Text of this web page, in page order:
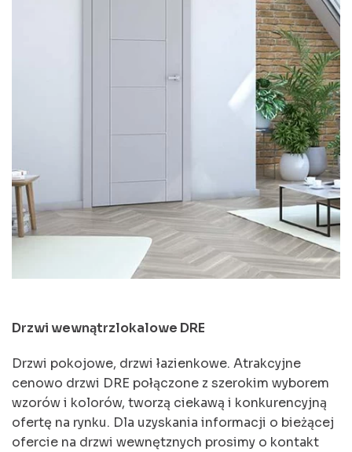
Drzwi wewnątrzlokalowe DRE
Drzwi pokojowe, drzwi łazienkowe. Atrakcyjne
cenowo drzwi DRE połączone z szerokim wyborem
wzorów i kolorów, tworzą ciekawą i konkurencyjną
ofertę na rynku. Dla uzyskania informacji o bieżącej
ofercie na drzwi wewnętznych prosimy o kontakt